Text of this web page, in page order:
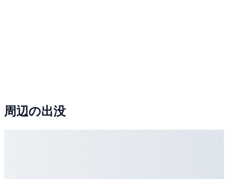
周辺の出没